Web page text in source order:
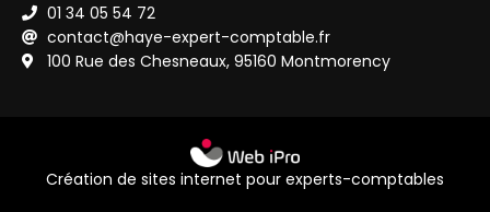
01 34 05 54 72
contact@haye-expert-comptable.fr
100 Rue des Chesneaux, 95160 Montmorency
Création de sites internet pour experts-comptables